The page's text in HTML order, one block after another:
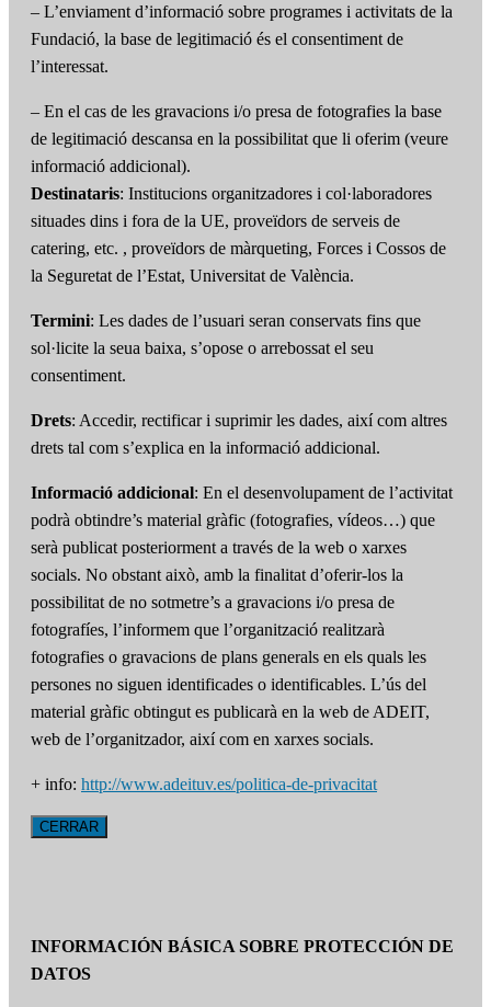
– L’enviament d’informació sobre programes i activitats de la
Fundació, la base de legitimació és el consentiment de
l’interessat.
– En el cas de les gravacions i/o presa de fotografies la base
de legitimació descansa en la possibilitat que li oferim (veure
informació addicional).
Destinataris: Institucions organitzadores i col·laboradores
situades dins i fora de la UE, proveïdors de serveis de
catering, etc. , proveïdors de màrqueting, Forces i Cossos de
la Seguretat de l’Estat, Universitat de València.
Termini: Les dades de l’usuari seran conservats fins que
sol·licite la seua baixa, s’opose o arrebossat el seu
consentiment.
Drets: Accedir, rectificar i suprimir les dades, així com altres
drets tal com s’explica en la informació addicional.
Informació addicional: En el desenvolupament de l’activitat
podrà obtindre’s material gràfic (fotografies, vídeos…) que
serà publicat posteriorment a través de la web o xarxes
socials. No obstant això, amb la finalitat d’oferir-los la
possibilitat de no sotmetre’s a gravacions i/o presa de
fotografíes, l’informem que l’organització realitzarà
fotografies o gravacions de plans generals en els quals les
persones no siguen identificades o identificables. L’ús del
material gràfic obtingut es publicarà en la web de ADEIT,
web de l’organitzador, així com en xarxes socials.
+ info: http://www.adeituv.es/politica-de-privacitat
CERRAR
INFORMACIÓN BÁSICA SOBRE PROTECCIÓN DE
DATOS